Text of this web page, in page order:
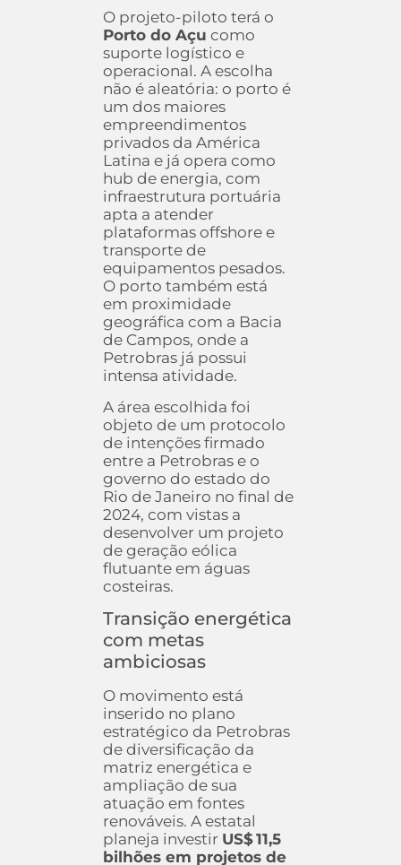
O projeto-piloto terá o
Porto do Açu como
suporte logístico e
operacional. A escolha
não é aleatória: o porto é
um dos maiores
empreendimentos
privados da América
Latina e já opera como
hub de energia, com
infraestrutura portuária
apta a atender
plataformas offshore e
transporte de
equipamentos pesados.
O porto também está
em proximidade
geográfica com a Bacia
de Campos, onde a
Petrobras já possui
intensa atividade.
A área escolhida foi
objeto de um protocolo
de intenções firmado
entre a Petrobras e o
governo do estado do
Rio de Janeiro no final de
2024, com vistas a
desenvolver um projeto
de geração eólica
flutuante em águas
costeiras.
Transição energética
com metas
ambiciosas
O movimento está
inserido no plano
estratégico da Petrobras
de diversificação da
matriz energética e
ampliação de sua
atuação em fontes
renováveis. A estatal
planeja investir US$ 11,5
bilhões em projetos de